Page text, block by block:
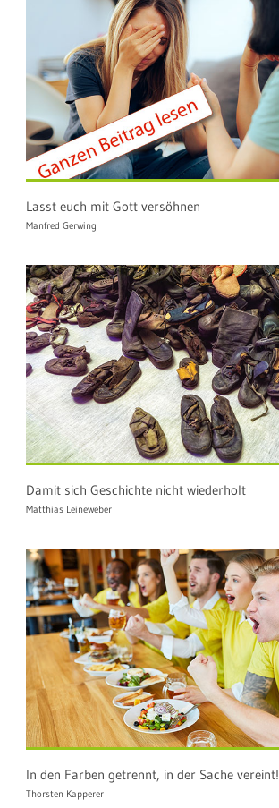
Lasst euch mit Gott versöhnen
Manfred Gerwing
Damit sich Geschichte nicht wiederholt
Matthias Leineweber
In den Farben getrennt, in der Sache vereint!
Thorsten Kapperer